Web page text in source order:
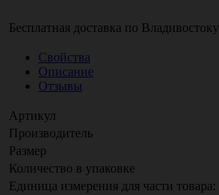
Бесплатная доставка по Владивостоку
Свойства
Описание
Отзывы
Артикул
Производитель
Размер
Количество в упаковке
Единица измерения для части товара: